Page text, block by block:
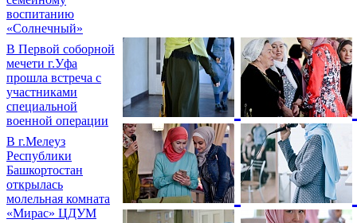
воспитанию
«Солнечный»
В Первой соборной
мечети г.Уфа
прошла встреча с
участниками
специальной
военной операции
В г.Мелеуз
Республики
Башкортостан
открылась
молельная комната
«Мирас» ЦДУМ